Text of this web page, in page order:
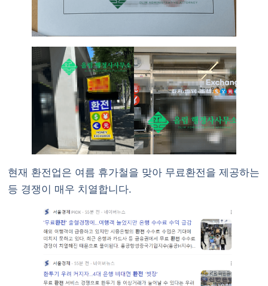
현재 환전업은 여름 휴가철을 맞아 무료환전을 제공하는
등 경쟁이 매우 치열합니다.